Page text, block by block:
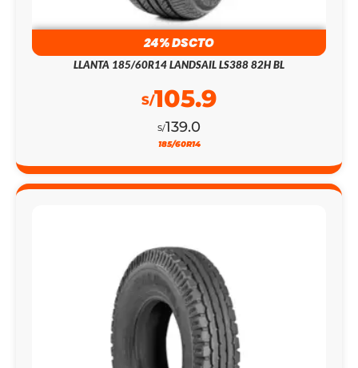
24% DSCTO
LLANTA 185/60R14 LANDSAIL LS388 82H BL
S/139.0
S/105.9
185/60R14